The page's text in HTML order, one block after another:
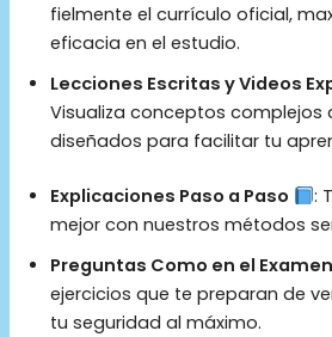
fielmente el currículo oficial,
eficacia en el estudio.
Lecciones Escritas y Videos
Visualiza conceptos complejos
diseñados para facilitar tu
Explicaciones Paso a Paso
:
mejor con nuestros métodos
Preguntas Como en el Examen
ejercicios que te preparan de
tu seguridad al máximo.